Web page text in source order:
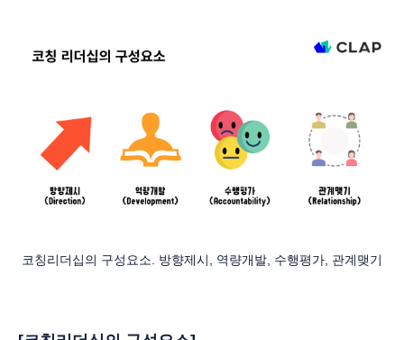
코칭리더십의 구성요소. 방향제시, 역량개발, 수행평가, 관계맺기